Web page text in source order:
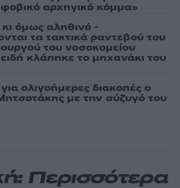
αρχηγικό κόμμα»
όμως αληθινό -
τα τακτικά ραντεβού του
του νοσοκομείου
κλάπηκε το μηχανάκι του
ολιγοήμερες διακοπές ο
με την σύζυγό του
Περισσότερα